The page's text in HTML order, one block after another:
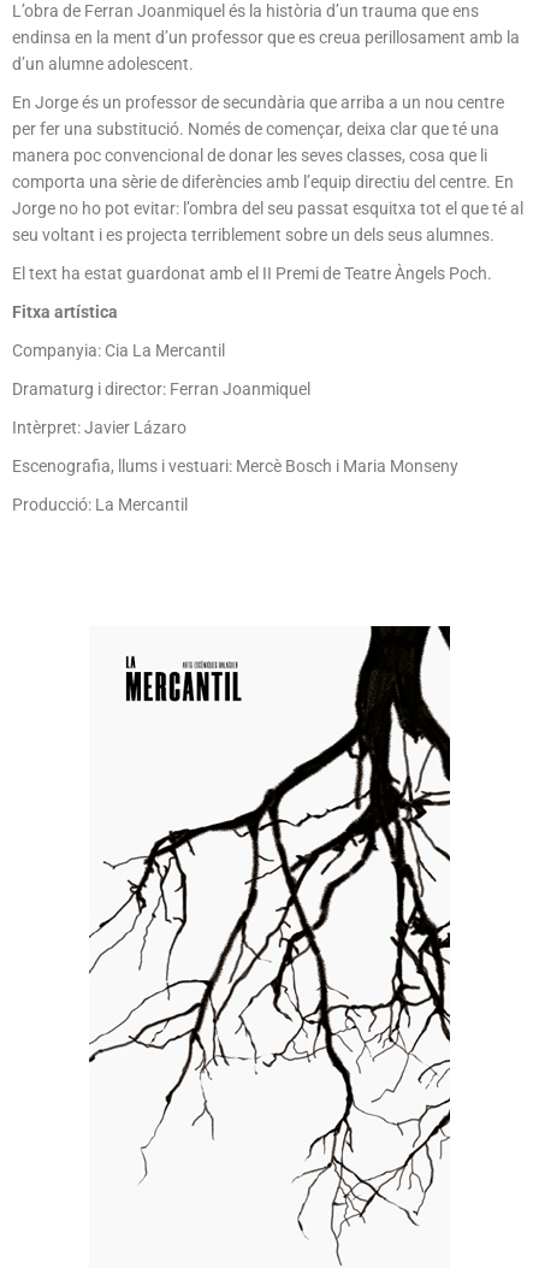
L’obra de Ferran Joanmiquel és la història d’un trauma que ens
endinsa en la ment d’un professor que es creua perillosament amb la
d’un alumne adolescent.
En Jorge és un professor de secundària que arriba a un nou centre
per fer una substitució. Només de començar, deixa clar que té una
manera poc convencional de donar les seves classes, cosa que li
comporta una sèrie de diferències amb l’equip directiu del centre. En
Jorge no ho pot evitar: l’ombra del seu passat esquitxa tot el que té al
seu voltant i es projecta terriblement sobre un dels seus alumnes.
El text ha estat guardonat amb el II Premi de Teatre Àngels Poch.
Fitxa artística
Companyia: Cia La Mercantil
Dramaturg i director: Ferran Joanmiquel
Intèrpret: Javier Lázaro
Escenografia, llums i vestuari: Mercè Bosch i Maria Monseny
Producció: La Mercantil